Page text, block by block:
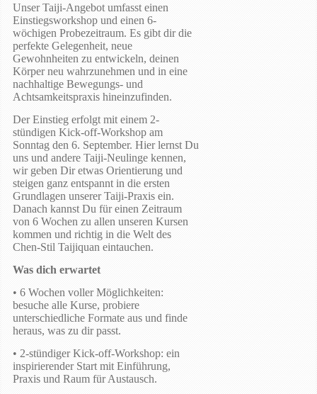
Unser Taiji-Angebot umfasst einen
Einstiegsworkshop und einen 6-
wöchigen Probezeitraum. Es gibt dir die
perfekte Gelegenheit, neue
Gewohnheiten zu entwickeln, deinen
Körper neu wahrzunehmen und in eine
nachhaltige Bewegungs- und
Achtsamkeitspraxis hineinzufinden.
Der Einstieg erfolgt mit einem 2-
stündigen Kick-off-Workshop am
Sonntag den 6. September. Hier lernst Du
uns und andere Taiji-Neulinge kennen,
wir geben Dir etwas Orientierung und
steigen ganz entspannt in die ersten
Grundlagen unserer Taiji-Praxis ein.
Danach kannst Du für einen Zeitraum
von 6 Wochen zu allen unseren Kursen
kommen und richtig in die Welt des
Chen-Stil Taijiquan eintauchen.
Was dich erwartet
• 6 Wochen voller Möglichkeiten:
besuche alle Kurse, probiere
unterschiedliche Formate aus und finde
heraus, was zu dir passt.
• 2-stündiger Kick-off-Workshop: ein
inspirierender Start mit Einführung,
Praxis und Raum für Austausch.